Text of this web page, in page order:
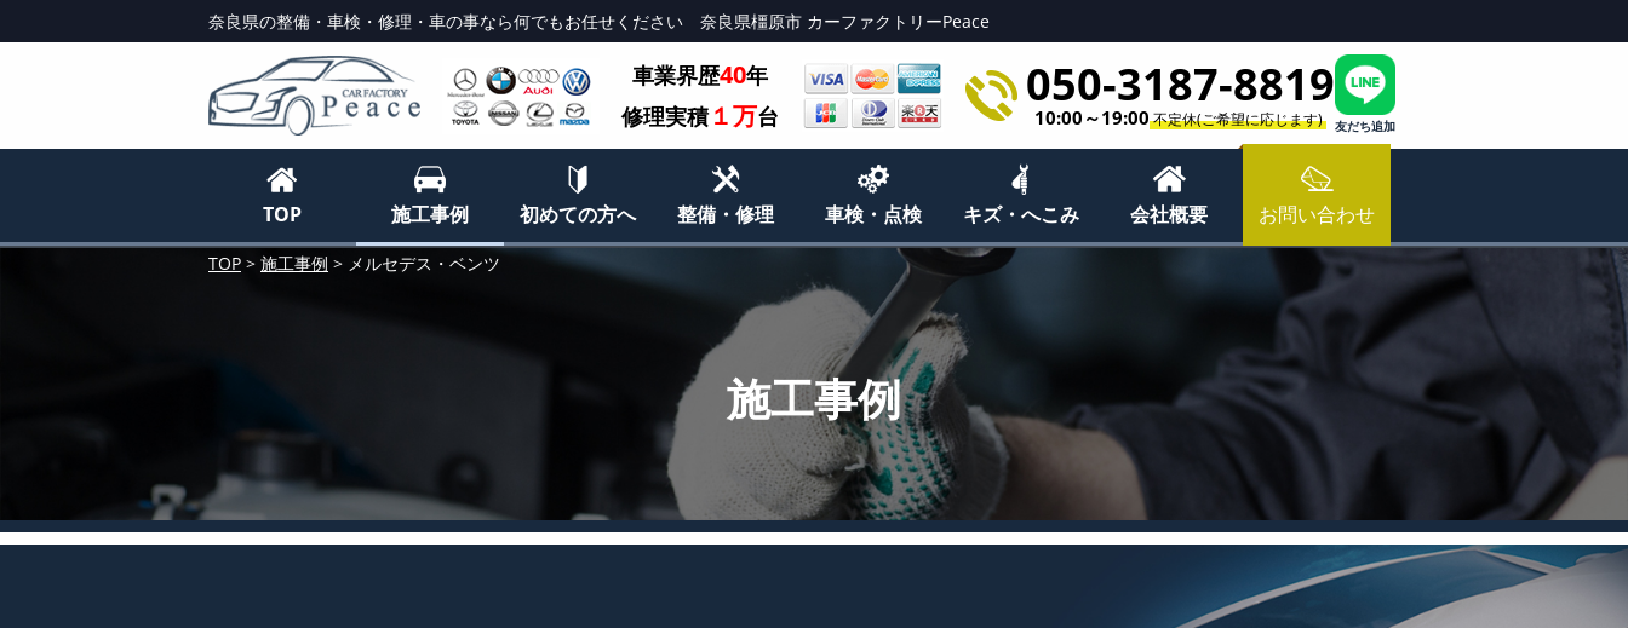
奈良県の整備・車検・修理・車の事なら何でもお任せください 奈良県橿原市 カーファクトリーPeace
車業界歴40年
修理実積１万台
050-3187-8819
10:00～19:00 不定休(ご希望に応じます) 友だち追加
TOP 施工事例 初めての方へ 整備・修理 車検・点検 キズ・へこみ 会社概要 お問い合わせ
TOP > 施工事例 > メルセデス・ベンツ
施工事例